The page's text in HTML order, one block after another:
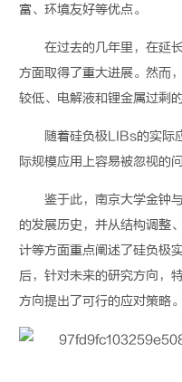
富、环境友好等优点。
在过去的几年里，在延
方面取得了重大进展。然而
较低、电解液和锂金属过剩
随着硅负极LIBs的实际
际规模应用 上容易被忽视的
鉴于此，南京大学金钟
的发展历史，并从结构调整
计等方面重点阐述了硅负极
后，针对未来的研究方向，
方向提出了可行的应对策略。